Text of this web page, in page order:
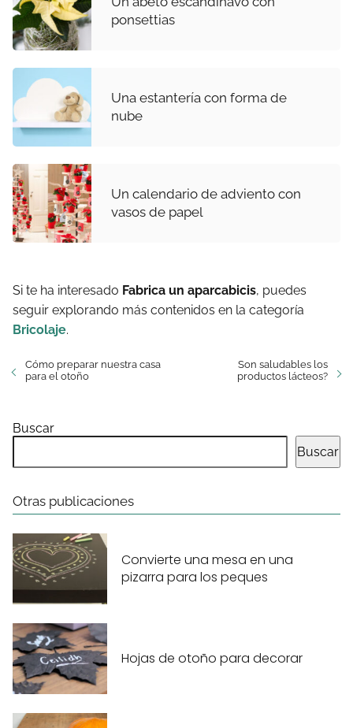
ponsettias
Una estantería con forma de
nube
Un calendario de adviento con
vasos de papel
Si te ha interesado Fabrica un aparcabicis, puedes
seguir explorando más contenidos en la categoría
Bricolaje.
Cómo preparar nuestra casa
para el otoño
Son saludables los
productos lácteos?
Buscar
Buscar
Otras publicaciones
Convierte una mesa en una
pizarra para los peques
Hojas de otoño para decorar